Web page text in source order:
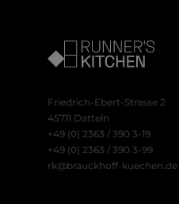
Friedrich-Ebert-Strasse 2
45711 Datteln
+49 (0) 2363 / 390 3-19
+49 (0) 2363 / 390 3-99
rk@brauckhoff-kuechen.de